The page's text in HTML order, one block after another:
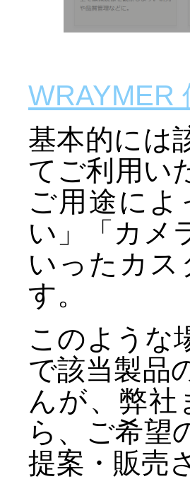
WRAYMER
基本的には
てご利用い
ご用途に
い」「カメ
いったカ
す。
このような
で該当製品
んが、弊
ら、ご希望
提案・販売